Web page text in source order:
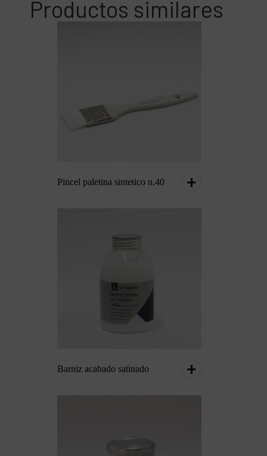
Productos similares
Pincel paletina sintetico n.40
Barniz acabado satinado